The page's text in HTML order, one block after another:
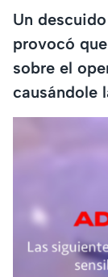
Un
provocó
sobre el
causándole